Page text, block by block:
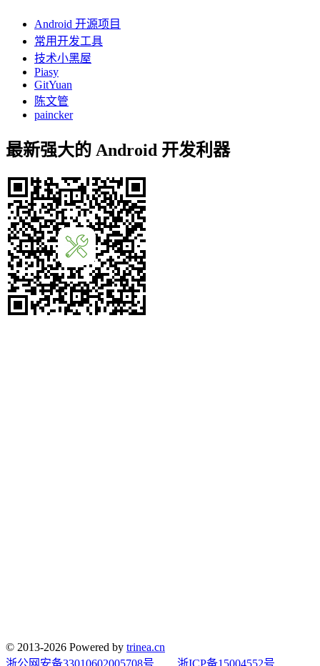
Android 开源项目
常用开发工具
技术小黑屋
Piasy
GitYuan
陈文管
paincker
最新强大的 Android 开发利器
© 2013-2026 Powered by trinea.cn
浙公网安备33010602005708号
浙ICP备15004552号